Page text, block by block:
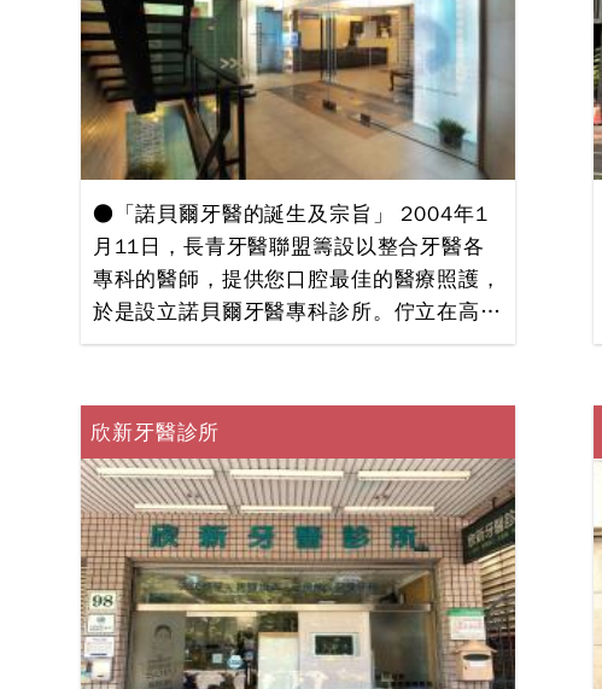
歡迎您一同感受高雄超過20年植牙經驗專
業級技術服務的牙醫診所
●「諾貝爾牙醫的誕生及宗旨」 2004年1
月11日，長青牙醫聯盟籌設以整合牙醫各
專科的醫師，提供您口腔最佳的醫療照護，
於是設立諾貝爾牙醫專科診所。佇立在高雄
市區長谷世貿50層大樓旁，為廣大高雄市
為需隨著時代與科技的演進而日新月異，
21世紀的人們對於口腔的保健需求不再僅
是健康的牙齒，更追求兼具美觀以及自然的
一口皓齒。如何有效達成此目標，需有賴牙
醫診所科技的整合與領先的技術；在此構想
下，便勾勒出「諾貝爾植牙中心」的設立藍
圖，在團隊的用心規劃與努力下，夢想中的
藍圖日漸成形，高品質服務的醫療機構
─「諾貝爾植牙中心暨牙齒美白美容中心」
欣新牙醫診所